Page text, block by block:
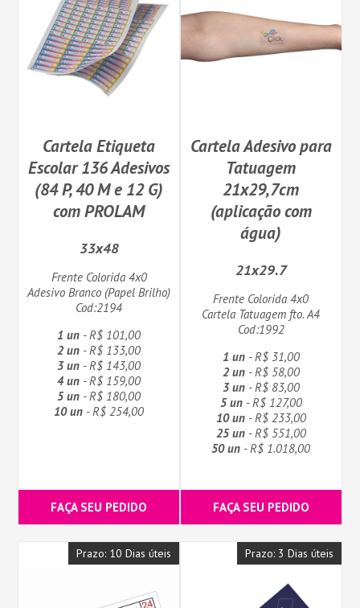
Cartela Etiqueta
Escolar 136 Adesivos
(84 P, 40 M e 12 G)
com PROLAM
33x48
Frente Colorida 4x0
Adesivo Branco (Papel Brilho)
Cod:2194
1 un - R$ 101,00
2 un - R$ 133,00
3 un - R$ 143,00
4 un - R$ 159,00
5 un - R$ 180,00
10 un - R$ 254,00
FAÇA SEU PEDIDO
Cartela Adesivo para
Tatuagem
21x29,7cm
(aplicação com
água)
21x29.7
Frente Colorida 4x0
Cartela Tatuagem fto. A4
Cod:1992
1 un- R$ 31,00
2 un- R$ 58,00
3 un- R$ 83,00
5 un- R$ 127,00
10 un- R$ 233,00
25 un- R$ 551,00
50 un - R$ 1.018,00
FAÇA SEU PEDIDO
Prazo: 10 Dias úteis Prazo: 3 Dias úteis